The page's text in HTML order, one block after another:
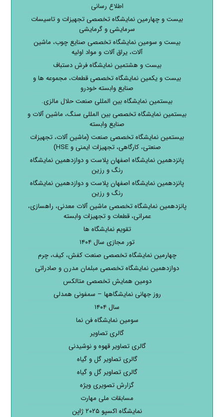
اطلاع رسانی
بیست و چهارمین نمایشگاه تخصصی تجهیزات و تاسیسات
سرمایشی و گرمایشی
بیست و سومین نمایشگاه تخصصی صنایع چوب، ماشین
آلات، یراق آلات و مواد اولیه
بیست و هشتمین نمایشگاه فرش دستباف
بیست و یکمین نمایشگاه تخصصی قطعات، مجموعه ها و
صنایع وابسته خودرو
بیستمین نمایشگاه بین المللی صنعت حلال مالزی.
بیستمین نمایشگاه تخصصی بین المللی سنگ، ماشین آلات و
صنایع وابسته
بیستمین نمایشگاه تخصصی صنعت (ماشین آلات، تجهیزات
صنعتی، کارگاهی، تجهیزات ایمنی و HSE)
پانزدهمین نمایشگاه اصفهان پلاست و دوازدهمین نمایشگاه
رنگ و رزین
پانزدهمین نمایشگاه اصفهان پلاست و دوازدهمین نمایشگاه
رنگ و رزین
پانزدهمین نمایشگاه تخصصی ماشین آلات معدنی، راهسازی،
عمرانی، قطعات و تجهیزات وابسته
تقویم نمایشگاه ها
تور مجازی سال ۱۴۰۴
چهارمین نمایشگاه تخصصی صنعت کفش، کیف، چرم
دوازدهمین نمایشگاه تخصصی مبلمان مدرن و صادراتی
دومین همایش تخصصی متالکس
روز جهانی نمایشگاهها – سمفونی همدلی
سال ۱۴۰۴
سومین نمایشگاه فن نما
گالری تصاویر
گالری تصاویر قهوه و نوشیدنی
گالری تصاویر گل و گیاه
گالری تصاویر گل و گیاه
گزارش تصویری ویژه
مسابقات ملی مهارت
نمایشگاه اکسپو ۲۰۲۵ ژاپن